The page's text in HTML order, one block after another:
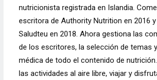
nutricionista registrada en Islandia.
escritora de Authority Nutrition en 2016
Saludteu en 2018. Ahora gestiona las
de los escritores, la selección de temas
médica de todo el contenido de
las actividades al aire libre, viajar y